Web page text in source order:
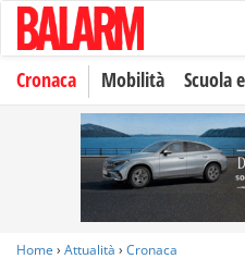
Cronaca Mobilità Scuola
Home › Attualità › Cronaca